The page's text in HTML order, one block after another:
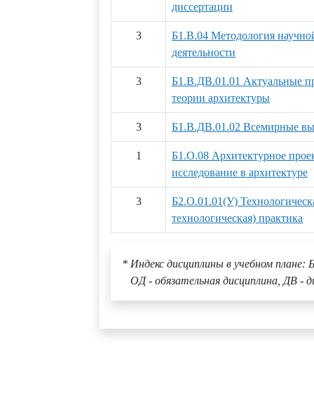
диссертации
3
Б1.В.04 Методология
деятельности
3
Б1.В.ДВ.01.01 Актуальные
теории архитектуры
3 Б1.В.ДВ.01.02 Всемирные
1
Б1.О.08 Архитектурное
исследование в архитектуре
3
Б2.О.01.01(У)
технологическая) практика
* Индекс дисциплины в учебном плане:
ОД - обязательная дисциплина, ДВ -